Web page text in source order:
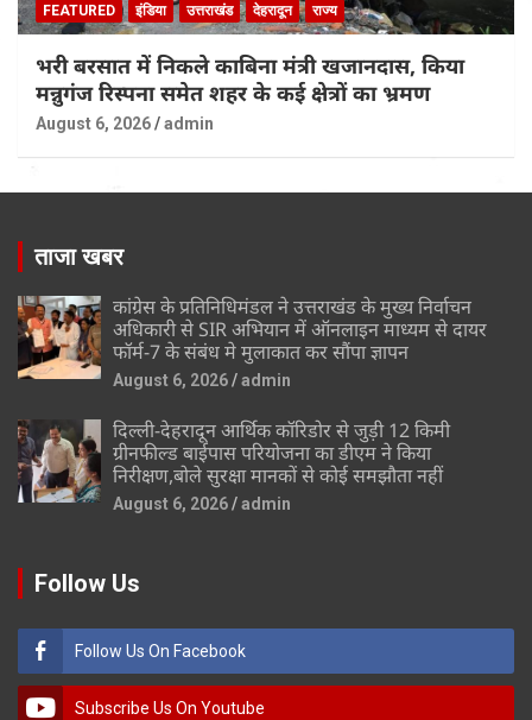
FEATURED इंडिया उत्तराखंड देहरादून राज्य
भरी बरसात में निकले काबिना मंत्री खजानदास, किया
मन्नुगंज रिस्पना समेत शहर के कई क्षेत्रों का भ्रमण
August 6, 2026 admin
ताजा खबर
कांग्रेस के प्रतिनिधिमंडल ने उत्तराखंड के मुख्य निर्वाचन
अधिकारी से SIR अभियान में ऑनलाइन माध्यम से दायर
फॉर्म-7 के संबंध मे मुलाकात कर सौंपा ज्ञापन
August 6, 2026 admin
दिल्ली-देहरादून आर्थिक कॉरिडोर से जुड़ी 12 किमी
ग्रीनफील्ड बाईपास परियोजना का डीएम ने किया
निरीक्षण,बोले सुरक्षा मानकों से कोई समझौता नहीं
August 6, 2026 admin
Follow Us
Follow Us On Facebook
Subscribe Us On Youtube